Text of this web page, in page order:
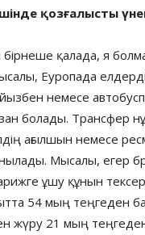
қозғалысты
бірнеше қалада, я
Еуропада
немесе
болады. Трансфер
ағылшын немесе
Мысалы, егер
ұшу құнын
54 мың теңгеден
жүру 21 мың